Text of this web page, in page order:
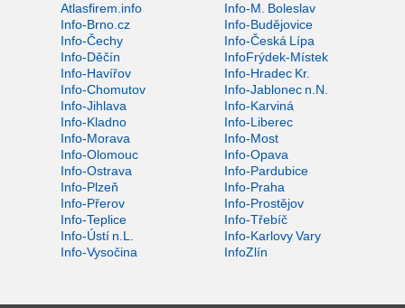
Atlasfirem.info
Info-M. Boleslav
Info-Brno.cz
Info-Budějovice
Info-Čechy
Info-Česká Lípa
Info-Děčín
InfoFrýdek-Místek
Info-Havířov
Info-Hradec Kr.
Info-Chomutov
Info-Jablonec n.N.
Info-Jihlava
Info-Karviná
Info-Kladno
Info-Liberec
Info-Morava
Info-Most
Info-Olomouc
Info-Opava
Info-Ostrava
Info-Pardubice
Info-Plzeň
Info-Praha
Info-Přerov
Info-Prostějov
Info-Teplice
Info-Třebíč
Info-Ústí n.L.
Info-Karlovy Vary
Info-Vysočina
InfoZlín